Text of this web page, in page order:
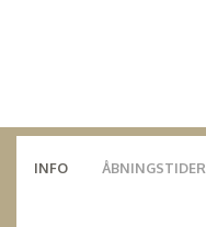
INFO ÅBNINGSTIDER